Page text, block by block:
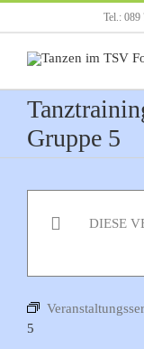
Inhalt
springen
Tel.: 089
Gruppe 5
DIESE
5